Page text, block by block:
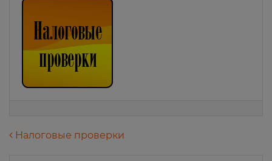
Навигация по записям
Налоговые проверки